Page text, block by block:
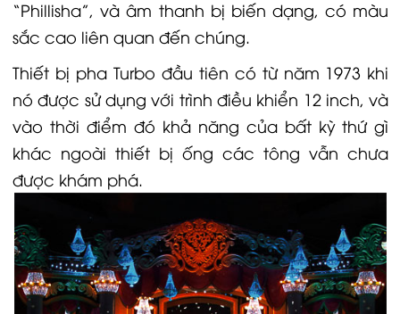
“Phillisha”, và âm thanh bị biến dạng, có màu
sắc cao liên quan đến chúng.
Thiết bị pha Turbo đầu tiên có từ năm 1973 khi
nó được sử dụng với trình điều khiển 12 inch, và
vào thời điểm đó khả năng của bất kỳ thứ gì
khác ngoài thiết bị ống các tông vẫn chưa
được khám phá.